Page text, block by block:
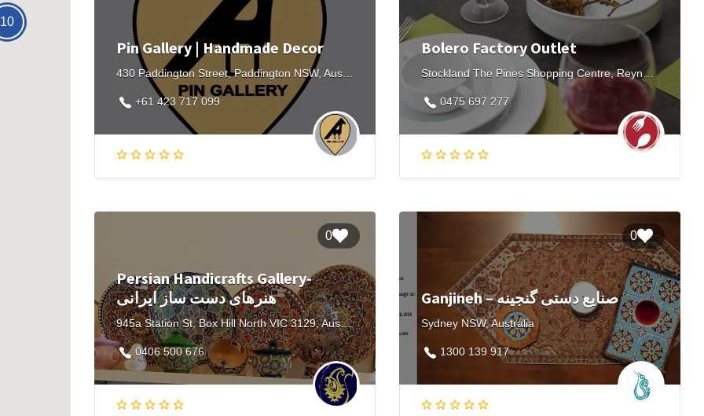
10
Pin Gallery | Handmade Decor
430 Paddington Street, Paddington NSW, Australia
+61 423 717 099
Bolero Factory Outlet
Stockland The Pines Shopping Centre, Reynolds Road, Doncaster East VIC, Australia
0475 697 277
0
Persian Handicrafts Gallery-
هنرهای دست ساز ایرانی
945a Station St, Box Hill North VIC 3129, Australia
0406 500 676
0
Ganjineh – صنایع دستی گنجینه
Sydney NSW, Australia
1300 139 917